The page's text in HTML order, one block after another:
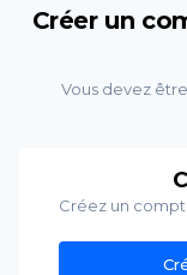
Créer un
Vous devez
Créez un